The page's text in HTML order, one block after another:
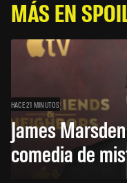
MÁS EN
HACE 21 MINUTOS
James
comedia de